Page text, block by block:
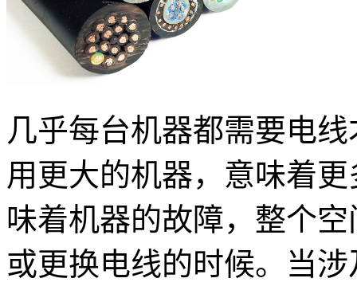
几乎每台机器都需要电
用更大的机器，意味着
味着机器的故障，整个
或更换电线的时候。当